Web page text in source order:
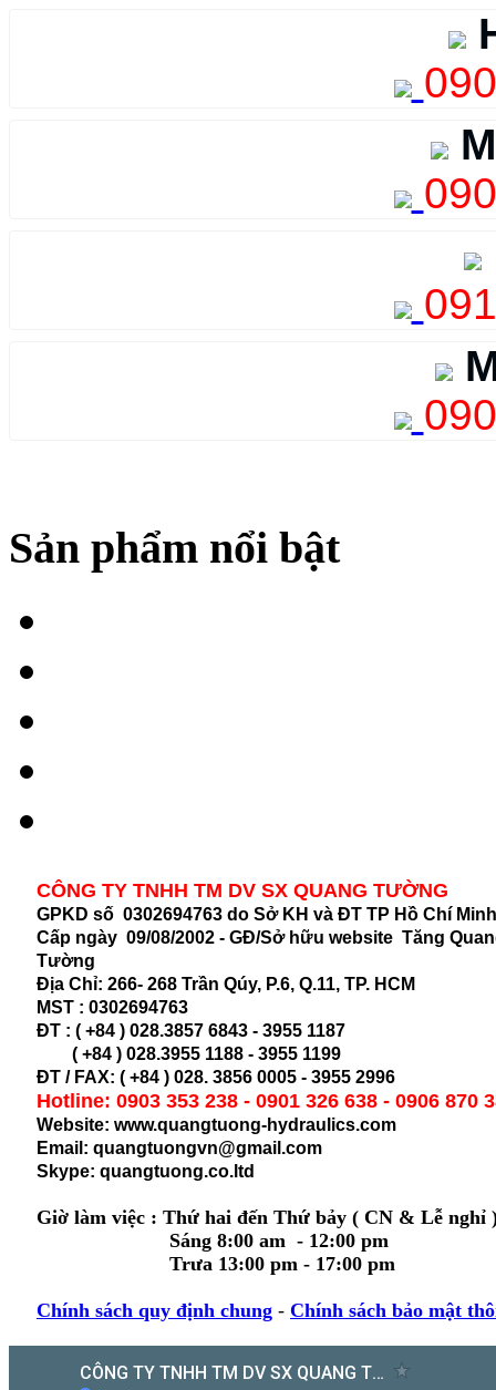
Sản phẩm nổi bật
CÔNG TY TNHH TM DV SX QUANG TƯỜNG
GPKD số 0302694763 do Sở KH và ĐT TP Hồ Chí Minh
Cấp ngày 09/08/2002 - GĐ/Sở hữu website Tăng
Tường
Địa Chỉ: 266- 268 Trần Qúy, P.6, Q.11, TP. HCM
MST : 0302694763
ĐT : ( +84 ) 028.3857 6843 - 3955 1187
( +84 ) 028.3955 1188 - 3955 1199
ĐT / FAX: ( +84 ) 028. 3856 0005 - 3955 2996
Hotline: 0903 353 238 - 0901 326 638 - 0906 870
Website: www.quangtuong-hydraulics.com
Email: quangtuongvn@gmail.com
Skype: quangtuong.co.ltd
Giờ làm việc : Thứ hai đến Thứ bảy ( CN & Lễ nghỉ
Sáng 8:00 am - 12:00 pm
Trưa 13:00 pm - 17:00 pm
Chính sách quy định chung - Chính sách bảo mật